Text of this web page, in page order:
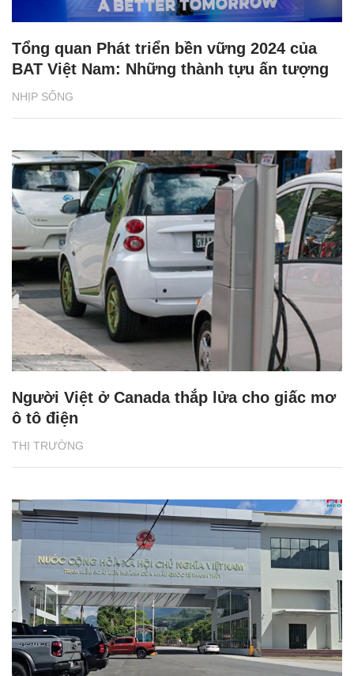
NHỊP SỐNG
Tổng quan Phát triển bền vững 2024 của
BAT Việt Nam: Những thành tựu ấn tượng
THỊ TRƯỜNG
Người Việt ở Canada thắp lửa cho giấc mơ
ô tô điện